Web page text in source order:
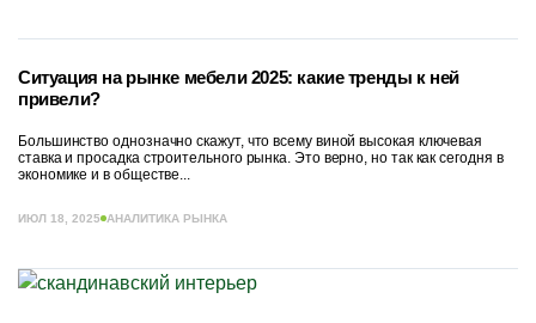
Ситуация на рынке мебели 2025: какие тренды к ней
привели?
Большинство однозначно скажут, что всему виной высокая ключевая
ставка и просадка строительного рынка. Это верно, но так как сегодня в
экономике и в обществе...
ИЮЛ 18, 2025 АНАЛИТИКА РЫНКА